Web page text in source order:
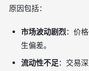
原因包括：
市场波动剧烈：价
生偏差。
流动性不足：交易